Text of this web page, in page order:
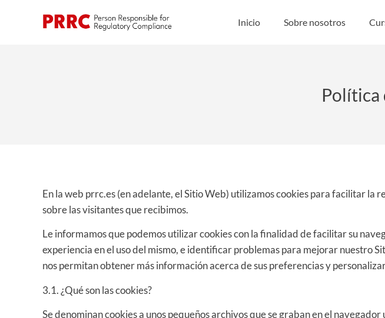
Inicio Sobre nosotros
Política
En la web prrc.es (en adelante, el Sitio Web) utilizamos cookies para facilitar
sobre las visitantes que recibimos.
Le informamos que podemos utilizar cookies con la finalidad de facilitar su
experiencia en el uso del mismo, e identificar problemas para mejorar nuestro
nos permitan obtener más información acerca de sus preferencias y
3.1. ¿Qué son las cookies?
Se denominan cookies a unos pequeños archivos que se graban en el